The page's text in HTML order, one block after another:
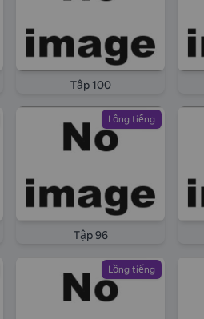
Tập 100
Lồng tiếng
Tập 96
Lồng tiếng